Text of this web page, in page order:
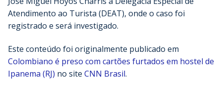
Atendimento ao Turista (DEAT), onde o caso foi
registrado e será investigado.
Este conteúdo foi originalmente publicado em
Colombiano é preso com cartões furtados em hostel de
Ipanema (RJ) no site CNN Brasil.